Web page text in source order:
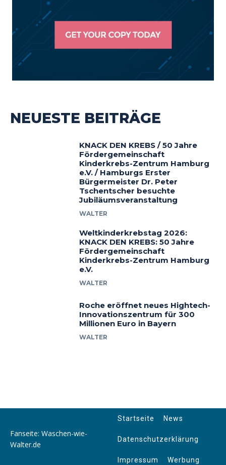
NEUESTE BEITRÄGE
KNACK DEN KREBS / 50 Jahre
Fördergemeinschaft
Kinderkrebs-Zentrum Hamburg
e.V. / Hamburgs Erster
Bürgermeister Dr. Peter
Tschentscher besuchte
Jubiläumsveranstaltung
WALTER
Weltkinderkrebstag 2026:
KNACK DEN KREBS: 50 Jahre
Fördergemeinschaft
Kinderkrebs-Zentrum Hamburg
e.V.
WALTER
Roche eröffnet neues Hightech-
Innovationszentrum für 300
Millionen Euro in Bayern
WALTER
Fanseite: Waschen-wie-
Walter.de
Startseite News
Datenschutzerklärung
Impressum Werbung